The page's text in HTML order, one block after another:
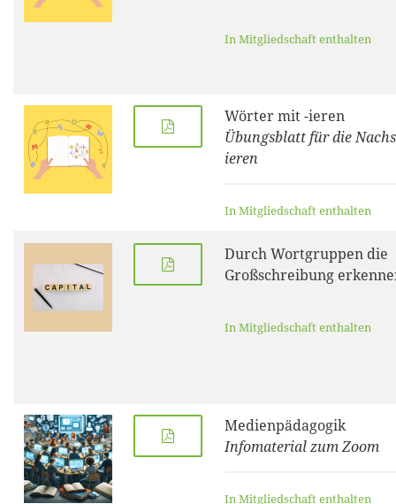
In Mitgliedschaft enthalten
Wörter mit -ieren
Übungsblatt für die
ieren
In Mitgliedschaft enthalten
Durch Wortgruppen die
Großschreibung
In Mitgliedschaft enthalten
Medienpädagogik
Infomaterial zum Zoom
In Mitgliedschaft enthalten